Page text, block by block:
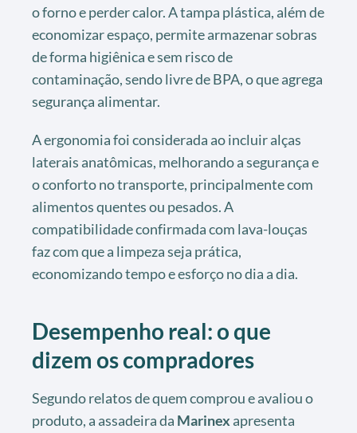
o forno e perder calor. A tampa plástica, além de
economizar espaço, permite armazenar sobras
de forma higiênica e sem risco de
contaminação, sendo livre de BPA, o que agrega
segurança alimentar.
A ergonomia foi considerada ao incluir alças
laterais anatômicas, melhorando a segurança e
o conforto no transporte, principalmente com
alimentos quentes ou pesados. A
compatibilidade confirmada com lava-louças
faz com que a limpeza seja prática,
economizando tempo e esforço no dia a dia.
Desempenho real: o que
dizem os compradores
Segundo relatos de quem comprou e avaliou o
produto, a assadeira da Marinexapresenta